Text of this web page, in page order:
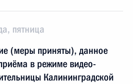
пятница
(меры приняты), данное
в режиме видео-
Калининградской